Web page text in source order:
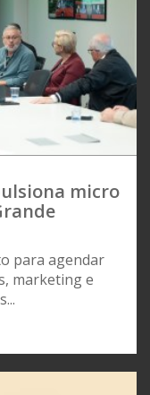
micro
para agendar
marketing e